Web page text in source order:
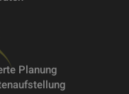
Planung